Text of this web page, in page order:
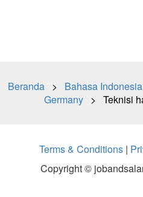
Beranda > Bahasa Indonesia
Germany > Teknisi
Terms & Conditions|
Copyright ©